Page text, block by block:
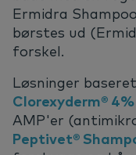
Ermidra
børstes ud
forskel.
Løsninger
Clorexyderm®
AMP'er
Peptivet®